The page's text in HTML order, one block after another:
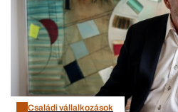
Családi vállalkozások